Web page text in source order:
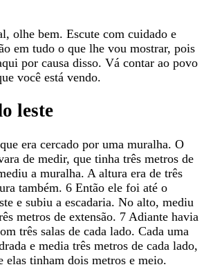
, olhe bem. Escute com cuidado e
em tudo o que lhe vou mostrar, pois
por causa disso. Vá contar ao povo
você está vendo.
leste
que era cercado por uma muralha. O
de medir, que tinha três metros de
a muralha. A altura era de três
também. 6 Então ele foi até o
e subiu a escadaria. No alto, mediu
metros de extensão. 7 Adiante havia
três salas de cada lado. Cada uma
e media três metros de cada lado,
elas tinham dois metros e meio.